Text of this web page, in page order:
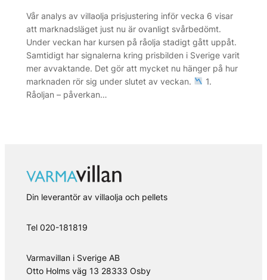
Vår analys av villaolja prisjustering inför vecka 6 visar
att marknadsläget just nu är ovanligt svårbedömt.
Under veckan har kursen på råolja stadigt gått uppåt.
Samtidigt har signalerna kring prisbilden i Sverige varit
mer avvaktande. Det gör att mycket nu hänger på hur
marknaden rör sig under slutet av veckan.
1.
Råoljan – påverkan…
Din leverantör av villaolja och pellets
Tel 020-181819
Varmavillan i Sverige AB
Otto Holms väg 13 28333 Osby